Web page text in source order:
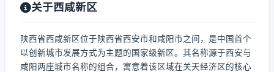
关于西咸新区
陕西省西咸新区位于陕西省西安市和咸阳市之间，是中国首个
以创新城市发展方式为主题的国家级新区。其名称源于西安与
咸阳两座城市名称的组合，寓意着该区域在关天经济区的核心